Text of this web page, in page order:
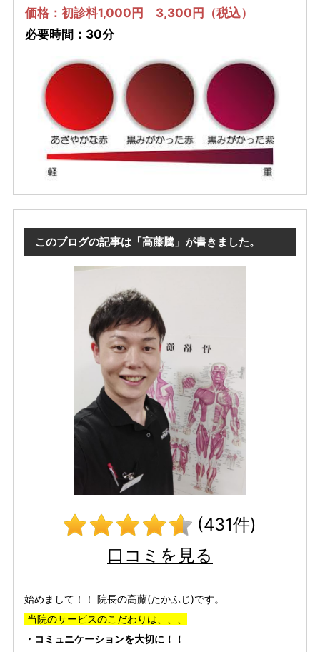
価格：初診料1,000円 3,300円（税込）
必要時間：30分
このブログの記事は「高藤騰」が書きました。
(431件)
口コミを見る
始めまして！！ 院長の高藤(たかふじ)です。
当院のサービスのこだわりは、、、
・コミュニケーションを大切に！！